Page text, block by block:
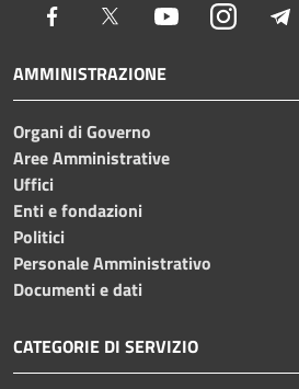
Facebook Twitter YoutubeInstagram
AMMINISTRAZIONE
Organi di Governo
Aree Amministrative
Uffici
Enti e fondazioni
Politici
Personale Amministrativo
Documenti e dati
CATEGORIE DI SERVIZIO